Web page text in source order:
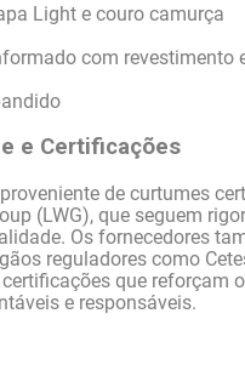
Light e couro camurça
com revestimento
e Certificações
de curtumes
(LWG), que seguem
Os fornecedores
reguladores como
que reforçam
e responsáveis.